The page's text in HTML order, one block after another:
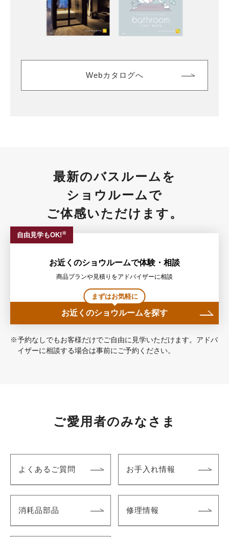
Webカタログへ
最新のバスルームを
ショウルームで
ご体感いただけます。
自由見学もOK! ※
お近くのショウルームで体験・相談
商品プランや見積りをアドバイザーに相談
まずはお気軽に
お近くのショウルームを探す
※予約なしでもお客様だけでご自由に見学いただけます。アドバ
イザーに相談する場合は事前にご予約ください。
ご愛用者のみなさま
よくあるご質問 お手入れ情報
消耗品部品 修理情報